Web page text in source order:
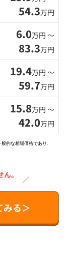
54.3万円
6.0万円 〜
83.3万円
19.4万円 〜
59.7万円
15.8万円 〜
42.0万円
的な相場価格であり、
。
／
みる＞